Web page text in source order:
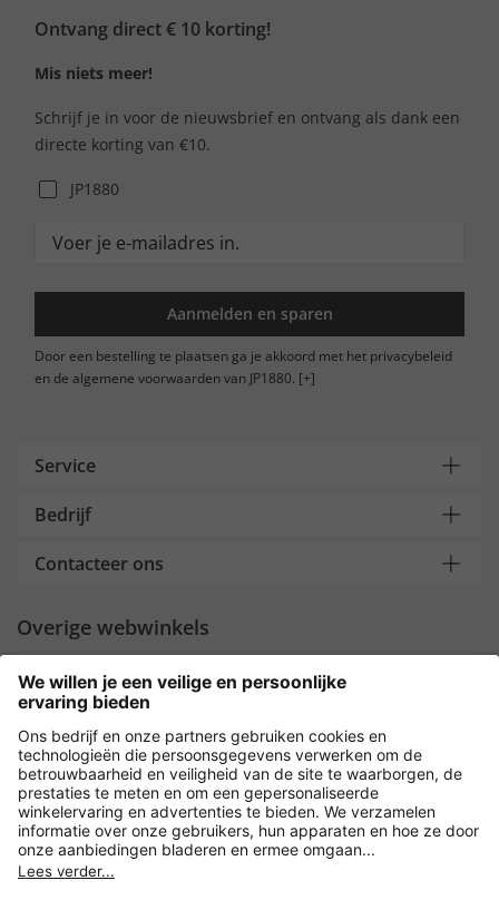
Ontvang direct € 10 korting!
Mis niets meer!
Schrijf je in voor de nieuwsbrief en ontvang als dank een
directe korting van €10.
JP1880
Aanmelden en sparen
Door een bestelling te plaatsen ga je akkoord met het privacybeleid
en de algemene voorwaarden van JP1880. [+]
Service
Bedrijf
Contacteer ons
Overige webwinkels
Nederland
Payment and Delivery
Versleuteling met